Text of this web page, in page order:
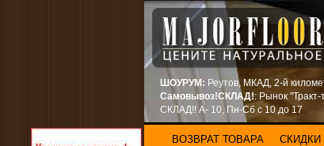
ШОУРУМ: Реутов, МКАД, 2-й
Самовывоз!СКЛАД!: Рынок
СКЛАД!! А- 10, Пн-Сб с 10 до 17
ВОЗВРАТ ТОВАРА СКИДКИ